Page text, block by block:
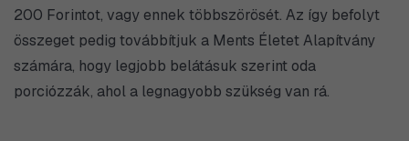
200 Forintot, vagy ennek többszörösét. Az így befolyt
összeget pedig továbbítjuk a Ments Életet Alapítvány
számára, hogy legjobb belátásuk szerint oda
porciózzák, ahol a legnagyobb szükség van rá.